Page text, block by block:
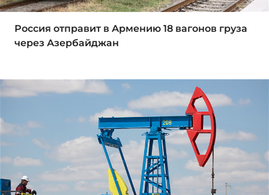
Россия отправит в Армению 18 вагонов груза
через Азербайджан